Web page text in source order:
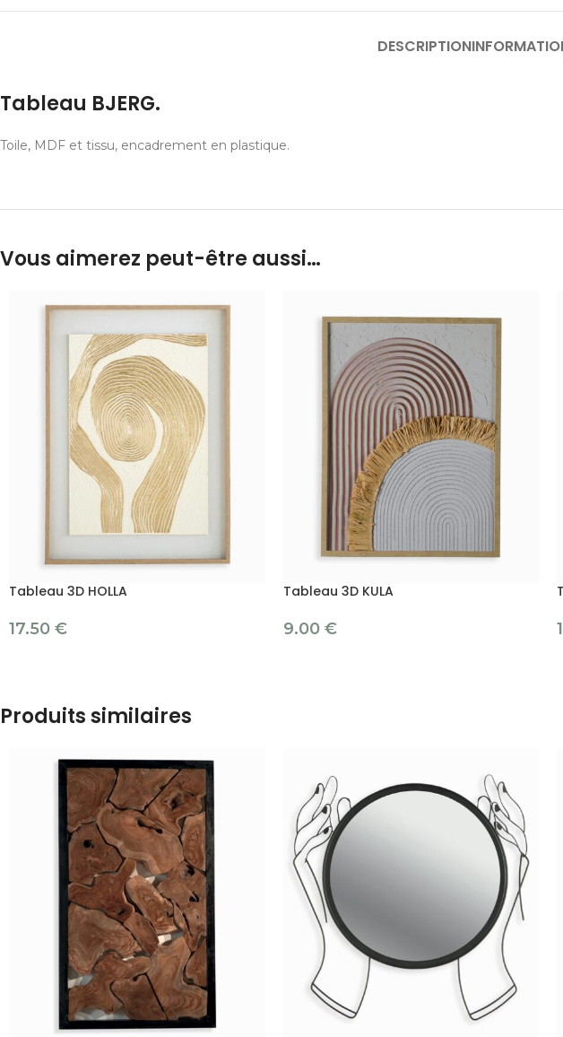
DESCRIPTION
Tableau BJERG.
Toile, MDF et tissu, encadrement en plastique.
Vous aimerez peut-être aussi…
Tableau 3D HOLLA
17.50 €
Tableau 3D KULA
9.00 €
Produits similaires